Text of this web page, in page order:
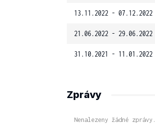
13.11.2022 - 07.12.2022
21.06.2022 - 29.06.2022
31.10.2021 - 11.01.2022
Zprávy
Nenalezeny žádné zprávy.